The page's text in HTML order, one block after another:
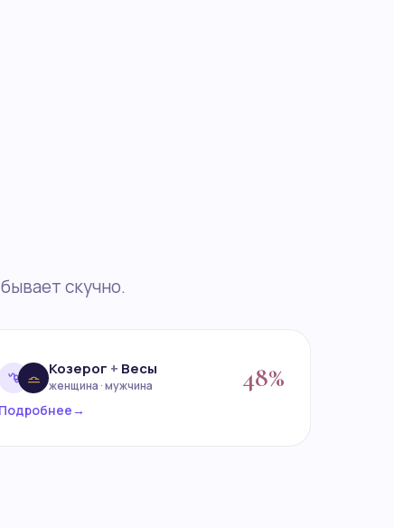
скучно.
Козерог + Весы
женщина · мужчина 48%
Подробнее→